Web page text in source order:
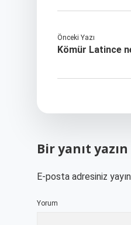
Önceki Yazı
Kömür Latince
Bir yanıt yazın
E-posta adresiniz
Yorum